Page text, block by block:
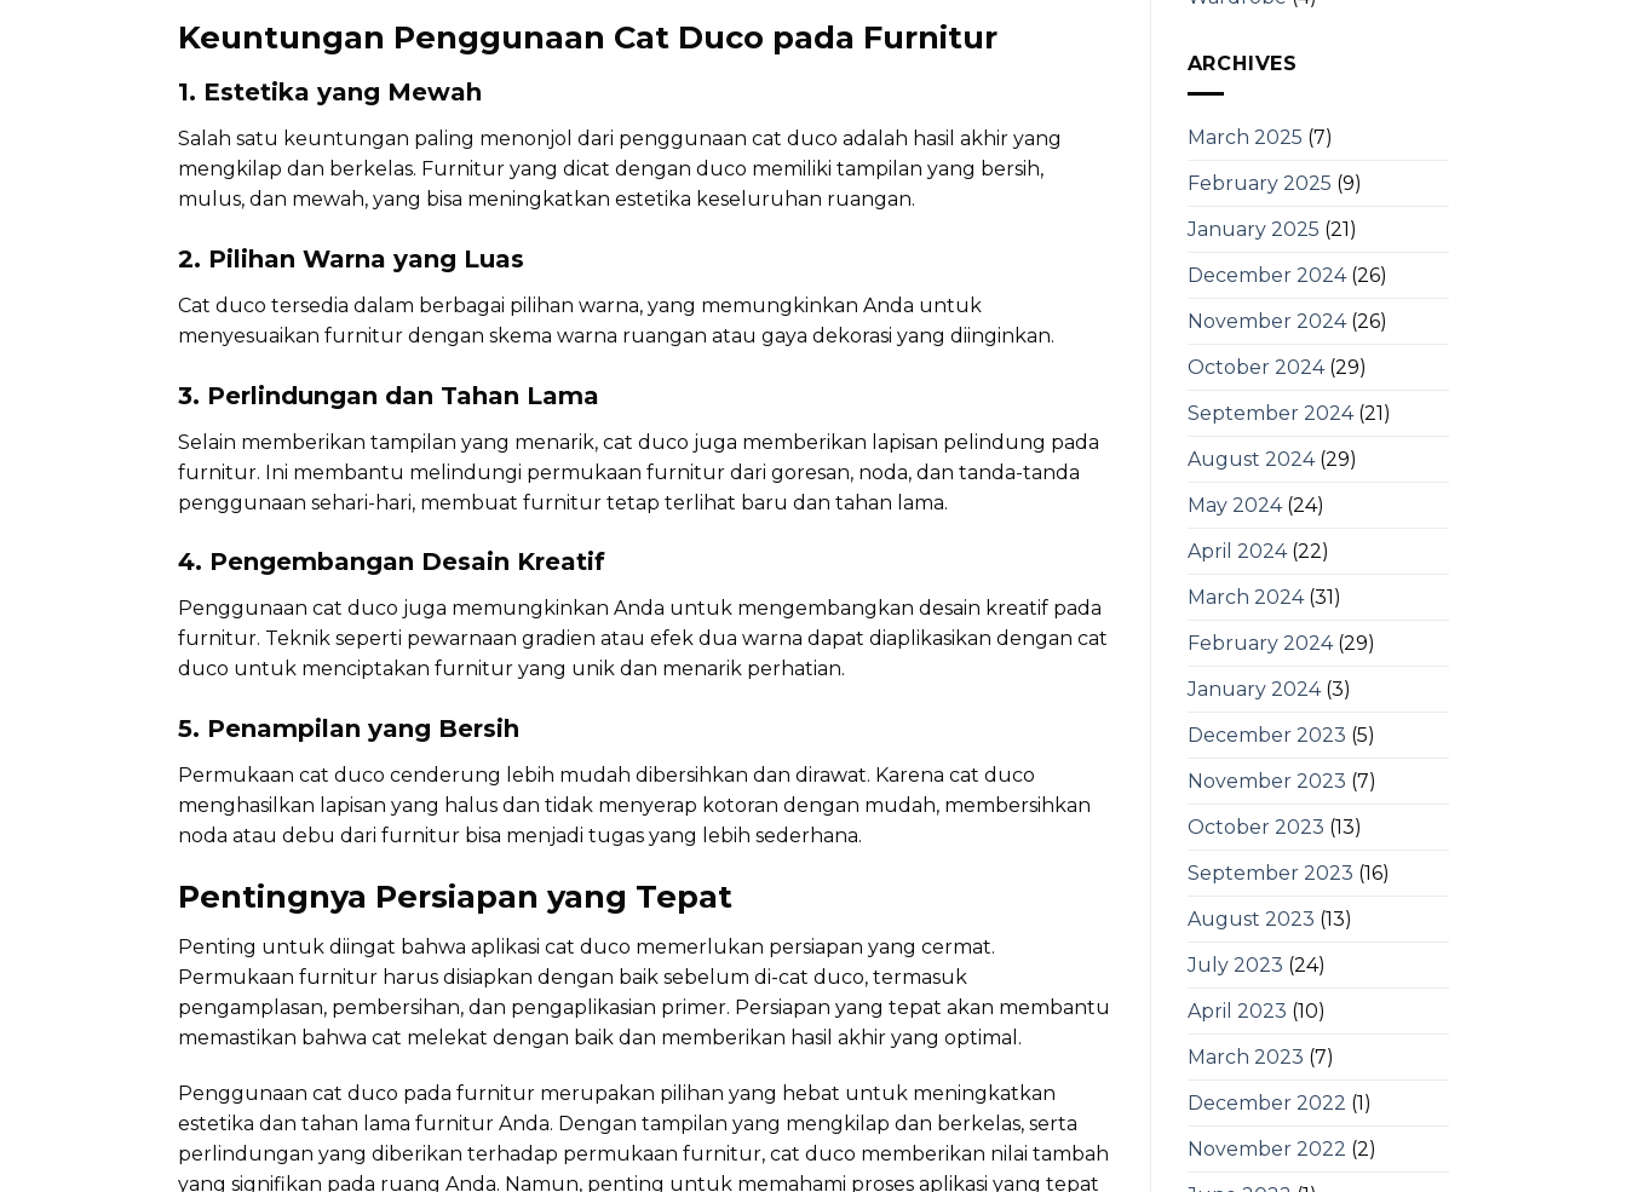
Keuntungan Penggunaan Cat Duco pada Furnitur
1. Estetika yang Mewah
Salah satu keuntungan paling menonjol dari penggunaan cat duco adalah hasil akhir yang
mengkilap dan berkelas. Furnitur yang dicat dengan duco memiliki tampilan yang bersih,
mulus, dan mewah, yang bisa meningkatkan estetika keseluruhan ruangan.
2. Pilihan Warna yang Luas
Cat duco tersedia dalam berbagai pilihan warna, yang memungkinkan Anda untuk
menyesuaikan furnitur dengan skema warna ruangan atau gaya dekorasi yang diinginkan.
3. Perlindungan dan Tahan Lama
Selain memberikan tampilan yang menarik, cat duco juga memberikan lapisan pelindung pada
furnitur. Ini membantu melindungi permukaan furnitur dari goresan, noda, dan tanda-tanda
penggunaan sehari-hari, membuat furnitur tetap terlihat baru dan tahan lama.
4. Pengembangan Desain Kreatif
Penggunaan cat duco juga memungkinkan Anda untuk mengembangkan desain kreatif pada
furnitur. Teknik seperti pewarnaan gradien atau efek dua warna dapat diaplikasikan dengan cat
duco untuk menciptakan furnitur yang unik dan menarik perhatian.
5. Penampilan yang Bersih
Permukaan cat duco cenderung lebih mudah dibersihkan dan dirawat. Karena cat duco
menghasilkan lapisan yang halus dan tidak menyerap kotoran dengan mudah, membersihkan
noda atau debu dari furnitur bisa menjadi tugas yang lebih sederhana.
Pentingnya Persiapan yang Tepat
Penting untuk diingat bahwa aplikasi cat duco memerlukan persiapan yang cermat.
Permukaan furnitur harus disiapkan dengan baik sebelum di-cat duco, termasuk
pengamplasan, pembersihan, dan pengaplikasian primer. Persiapan yang tepat akan membantu
memastikan bahwa cat melekat dengan baik dan memberikan hasil akhir yang optimal.
Penggunaan cat duco pada furnitur merupakan pilihan yang hebat untuk meningkatkan
estetika dan tahan lama furnitur Anda. Dengan tampilan yang mengkilap dan berkelas, serta
perlindungan yang diberikan terhadap permukaan furnitur, cat duco memberikan nilai tambah
yang signifikan pada ruang Anda. Namun, penting untuk memahami proses aplikasi yang tepat
ARCHIVES
March 2025 (7)
February 2025 (9)
January 2025 (21)
December 2024(26)
November 2024(26)
October 2024(29)
September 2024(21)
August 2024(29)
May 2024(24)
April 2024(22)
March 2024(31)
February 2024(29)
January 2024(3)
December 2023 (5)
November 2023 (7)
October 2023 (13)
September 2023 (16)
August 2023 (13)
July 2023 (24)
April 2023 (10)
March 2023 (7)
December 2022 (1)
November 2022 (2)